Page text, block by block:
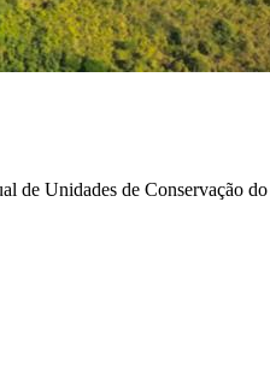
de Unidades de Conservação